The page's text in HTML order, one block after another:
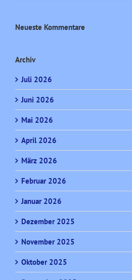
Neueste Kommentare
Archiv
Juli 2026
Juni 2026
Mai 2026
April 2026
März 2026
Februar 2026
Januar 2026
Dezember 2025
November 2025
Oktober 2025